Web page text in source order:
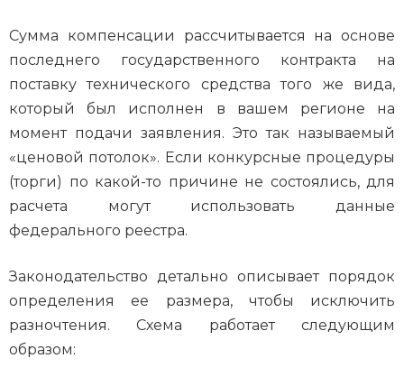
Сумма компенсации рассчитывается на основе
последнего государственного контракта на
поставку технического средства того же вида,
который был исполнен в вашем регионе на
момент подачи заявления. Это так называемый
«ценовой потолок». Если конкурсные процедуры
(торги) по какой-то причине не состоялись, для
расчета могут использовать данные
федерального реестра.
Законодательство детально описывает порядок
определения ее размера, чтобы исключить
разночтения. Схема работает следующим
образом: